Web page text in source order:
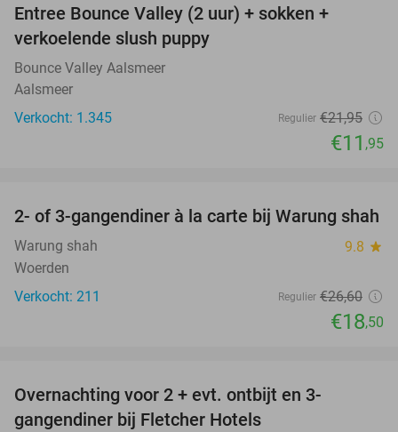
Entree Bounce Valley (2 uur) + sokken +
verkoelende slush puppy
Bounce Valley Aalsmeer
Aalsmeer
Verkocht: 1.345
Regulier €21,95
€11 ,95
30%
2- of 3-gangendiner à la carte bij Warung shah
Warung shah 9.8 star
Woerden
Verkocht: 211
Regulier €26,60
€18,50
Overnachting voor 2 + evt. ontbijt en 3-
gangendiner bij Fletcher Hotels